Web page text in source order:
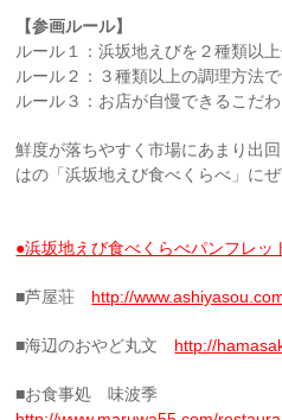
【参画ルール】
ルール１：浜坂地えびを２種類以上
ルール２：３種類以上の調理方法
ルール３：お店が自慢できるこだ
鮮度が落ちやすく市場にあまり出
はの「浜坂地えび食べくらべ」に
●浜坂地えび食べくらべパンフレッ
■芦屋荘 http://
■海辺のおやど丸文 http://
■お食事処 味波季